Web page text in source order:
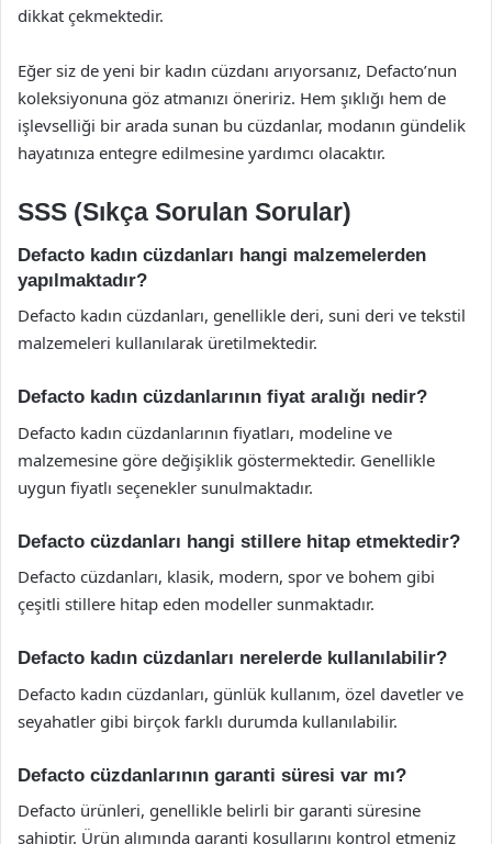
dikkat çekmektedir.
Eğer siz de yeni bir kadın cüzdanı arıyorsanız, Defacto’nun
koleksiyonuna göz atmanızı öneririz. Hem şıklığı hem de
işlevselliği bir arada sunan bu cüzdanlar, modanın gündelik
hayatınıza entegre edilmesine yardımcı olacaktır.
SSS (Sıkça Sorulan Sorular)
Defacto kadın cüzdanları hangi malzemelerden
yapılmaktadır?
Defacto kadın cüzdanları, genellikle deri, suni deri ve tekstil
malzemeleri kullanılarak üretilmektedir.
Defacto kadın cüzdanlarının fiyat aralığı nedir?
Defacto kadın cüzdanlarının fiyatları, modeline ve
malzemesine göre değişiklik göstermektedir. Genellikle
uygun fiyatlı seçenekler sunulmaktadır.
Defacto cüzdanları hangi stillere hitap etmektedir?
Defacto cüzdanları, klasik, modern, spor ve bohem gibi
çeşitli stillere hitap eden modeller sunmaktadır.
Defacto kadın cüzdanları nerelerde kullanılabilir?
Defacto kadın cüzdanları, günlük kullanım, özel davetler ve
seyahatler gibi birçok farklı durumda kullanılabilir.
Defacto cüzdanlarının garanti süresi var mı?
Defacto ürünleri, genellikle belirli bir garanti süresine
sahiptir. Ürün alımında garanti koşullarını kontrol etmeniz